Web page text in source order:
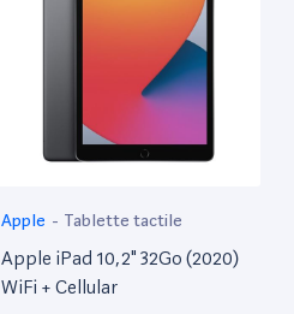
Apple - Tablette tactile
Apple iPad 10,2" 32Go (2020)
WiFi + Cellular